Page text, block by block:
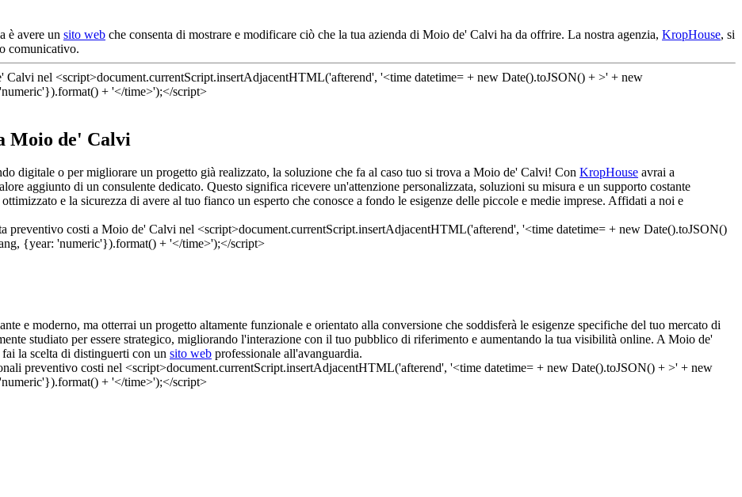
è avere un sito web che consenta di mostrare e modificare ciò che la tua azienda di Moio de' Calvi ha da offrire. La nostra agenzia, KropHouse, si
comunicativo.
Moio de' Calvi
digitale o per migliorare un progetto già realizzato, la soluzione che fa al caso tuo si trova a Moio de' Calvi! Con KropHouse avrai a
aggiunto di un consulente dedicato. Questo significa ricevere un'attenzione personalizzata, soluzioni su misura e un supporto costante
ottimizzato e la sicurezza di avere al tuo fianco un esperto che conosce a fondo le esigenze delle piccole e medie imprese. Affidati a noi e
e moderno, ma otterrai un progetto altamente funzionale e orientato alla conversione che soddisferà le esigenze specifiche del tuo mercato di
studiato per essere strategico, migliorando l'interazione con il tuo pubblico di riferimento e aumentando la tua visibilità online. A Moio de'
la scelta di distinguerti con un sito web professionale all'avanguardia.